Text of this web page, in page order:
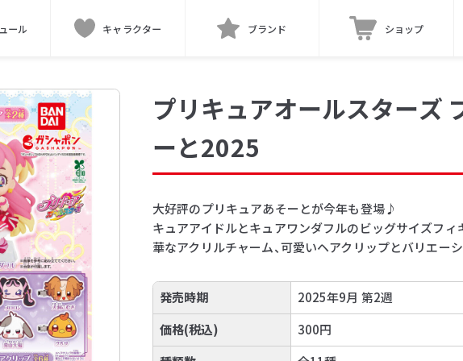
ール キャラクター ブランド ショップ
プリキュアオールスターズ
ーと2025
大好評のプリキュアあそーとが今年も登場♪
キュアアイドルとキュアワンダフルのビッグサイズフィ
華なアクリルチャーム、可愛いヘアクリップとバリエー
発売時期
2025年9月 第2週
価格(税込)
300円